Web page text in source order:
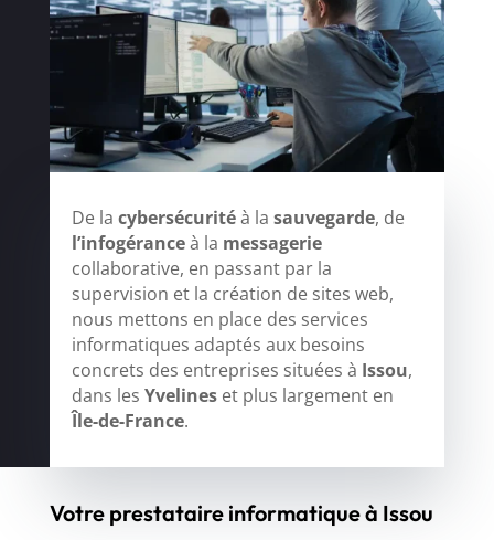
De la cybersécuritéà la sauvegarde, de
l’infogéranceà la messagerie
collaborative, en passant par la
supervision et la création de sites web,
nous mettons en place des services
informatiques adaptés aux besoins
concrets des entreprises situées à Issou,
dans les Yvelineset plus largement en
Île-de-France.
Votre prestataire informatique à Issou